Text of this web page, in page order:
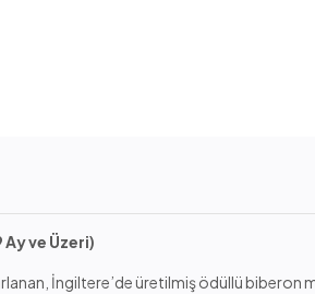
Ay ve Üzeri)
İngiltere’de üretilmiş ödüllü biberon